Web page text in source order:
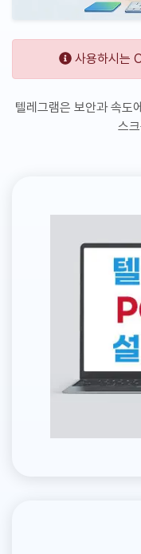
사용하시는
텔레그램은 보안과 속도
스